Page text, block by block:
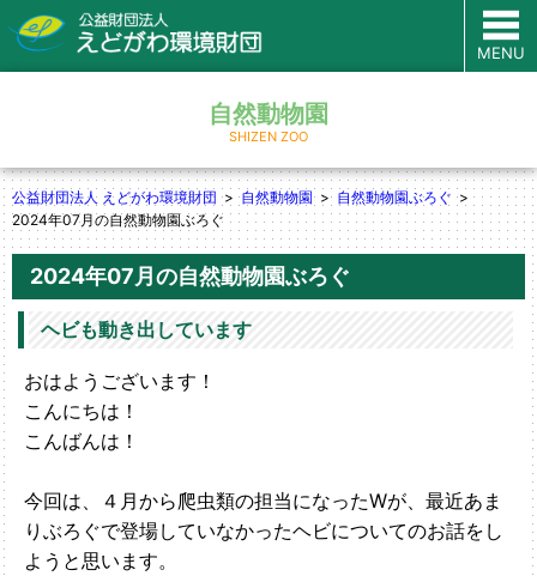
MENU
自然動物園
SHIZEN ZOO
公益財団法人 えどがわ環境財団 自然動物園
自然動物園ぶろぐ
2024年07月の自然動物園ぶろぐ
2024年07月の自然動物園ぶろぐ
ヘビも動き出しています
おはようございます！
こんにちは！
こんばんは！
今回は、４月から爬虫類の担当になったWが、最近あま
りぶろぐで登場していなかったヘビについてのお話をし
ようと思います。